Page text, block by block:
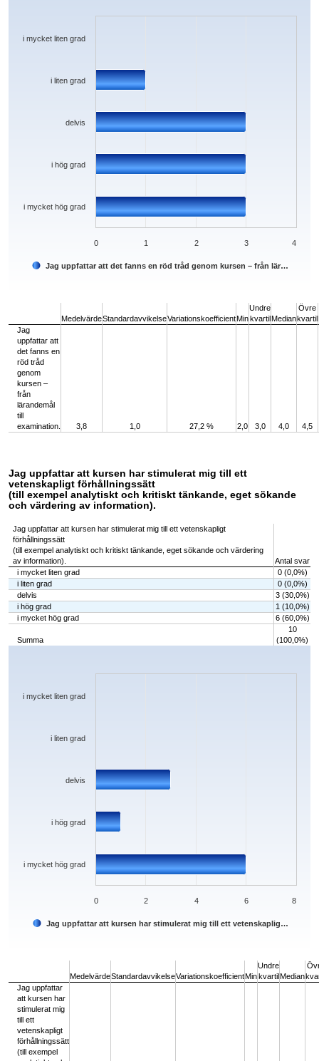
The chart has 1 X axis displaying categories.
Jag uppfattar att det fanns en röd tråd genom kursen – från lär…
i mycket hög grad
i hög grad
delvis
i liten grad
i mycket liten grad
0 1 2 3 4
MedelvärdeStandardavvikelseVariationskoefficientMin
Undre
kvartilMedian
Övre
kvartil
Jag
uppfattar att
det fanns en
röd tråd
genom
kursen –
från
lärandemål
till
examination.
3,8 1,0 27,2 % 2,0 3,0 4,0 4,5
Jag uppfattar att kursen har stimulerat mig till ett
vetenskapligt förhållningssätt
(till exempel analytiskt och kritiskt tänkande, eget sökande
och värdering av information).
Jag uppfattar att kursen har stimulerat mig till ett vetenskapligt
förhållningssätt
(till exempel analytiskt och kritiskt tänkande, eget sökande och värdering
av information).
Antal svar
i mycket liten grad
0 (0,0%)
i liten grad
0 (0,0%)
delvis
3 (30,0%)
i hög grad
1 (10,0%)
i mycket hög grad
6 (60,0%)
Summa
10
(100,0%)
Chart
The chart has 1 X axis displaying categories.
Jag uppfattar att kursen har stimulerat mig till ett vetenskaplig…
i mycket hög grad
i hög grad
delvis
i liten grad
i mycket liten grad
0 2 4 6 8
MedelvärdeStandardavvikelseVariationskoefficientMin
Undre
kvartilMedian
Jag uppfattar
att kursen har
stimulerat mig
till ett
vetenskapligt
förhållningssätt
(till exempel